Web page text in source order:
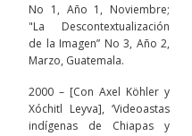
No 1, Año 1, Noviembre;
"La Descontextualización
de la Imagen” No 3, Año 2,
Marzo, Guatemala.
2000 – [Con Axel Köhler y
Xóchitl Leyva], ‘Videoastas
indígenas de Chiapas y